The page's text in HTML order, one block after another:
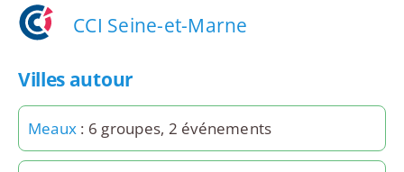
CCI Seine-et-Marne
Villes autour
Meaux : 6 groupes, 2 événements